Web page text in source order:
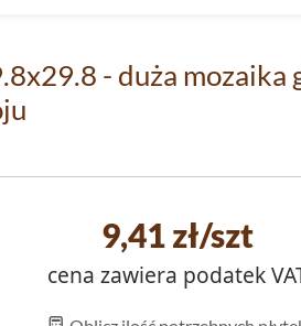
- duża mozaika
9,41zł/szt
cena zawiera podatek